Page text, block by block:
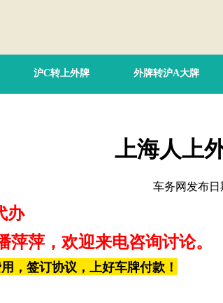
沪C转上外牌 外牌转沪A大牌
上海人上
车务网发布
办
萍萍 ，欢迎来电咨询讨论。
，签订协议，上好车牌付款！